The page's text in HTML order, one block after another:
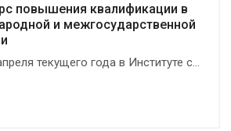
повышения квалификации в
и межгосударственной
текущего года в Институте с...